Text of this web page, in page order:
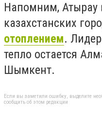
Напомним, Атырау
казахстанских
отоплением.
тепло остается
Шымкент.
Если вы заметили ошибку, выделите
сообщить об этом редакции